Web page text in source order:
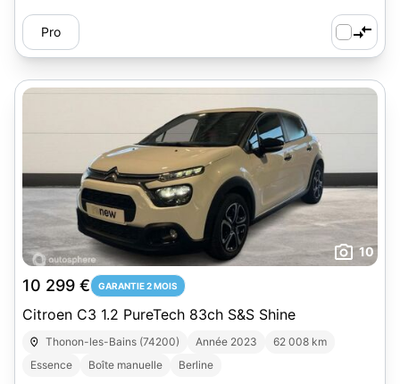
Pro
10
10 299 € GARANTIE 2 MOIS
Citroen C3 1.2 PureTech 83ch S&S Shine
Thonon-les-Bains (74200) Année 2023
62 008 km
Essence
Boîte manuelle Berline